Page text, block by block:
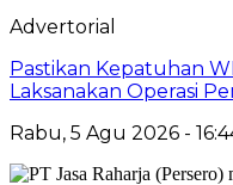
Advertorial
Pastikan Kepatuhan
Laksanakan Operasi
Rabu, 5 Agu 2026 -